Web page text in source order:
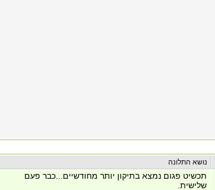
תכשיט פגום נמצא בתיקון יותר מחודשיים...כבר פעם
שלישית.